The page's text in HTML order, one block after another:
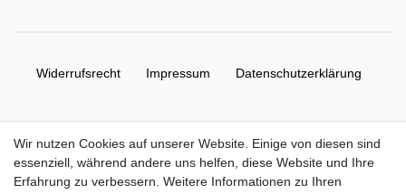
Widerrufs­recht Impressum Daten­schutz­erklärung
© Copyright 2026 | Alle Rechte vorbehalten. HL-
Wir nutzen Cookies auf unserer Website. Einige von diesen sind
essenziell, während andere uns helfen, diese Website und Ihre
Erfahrung zu verbessern. Weitere Informationen zu Ihren